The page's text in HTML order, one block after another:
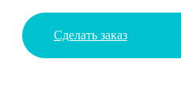
Сделать заказ